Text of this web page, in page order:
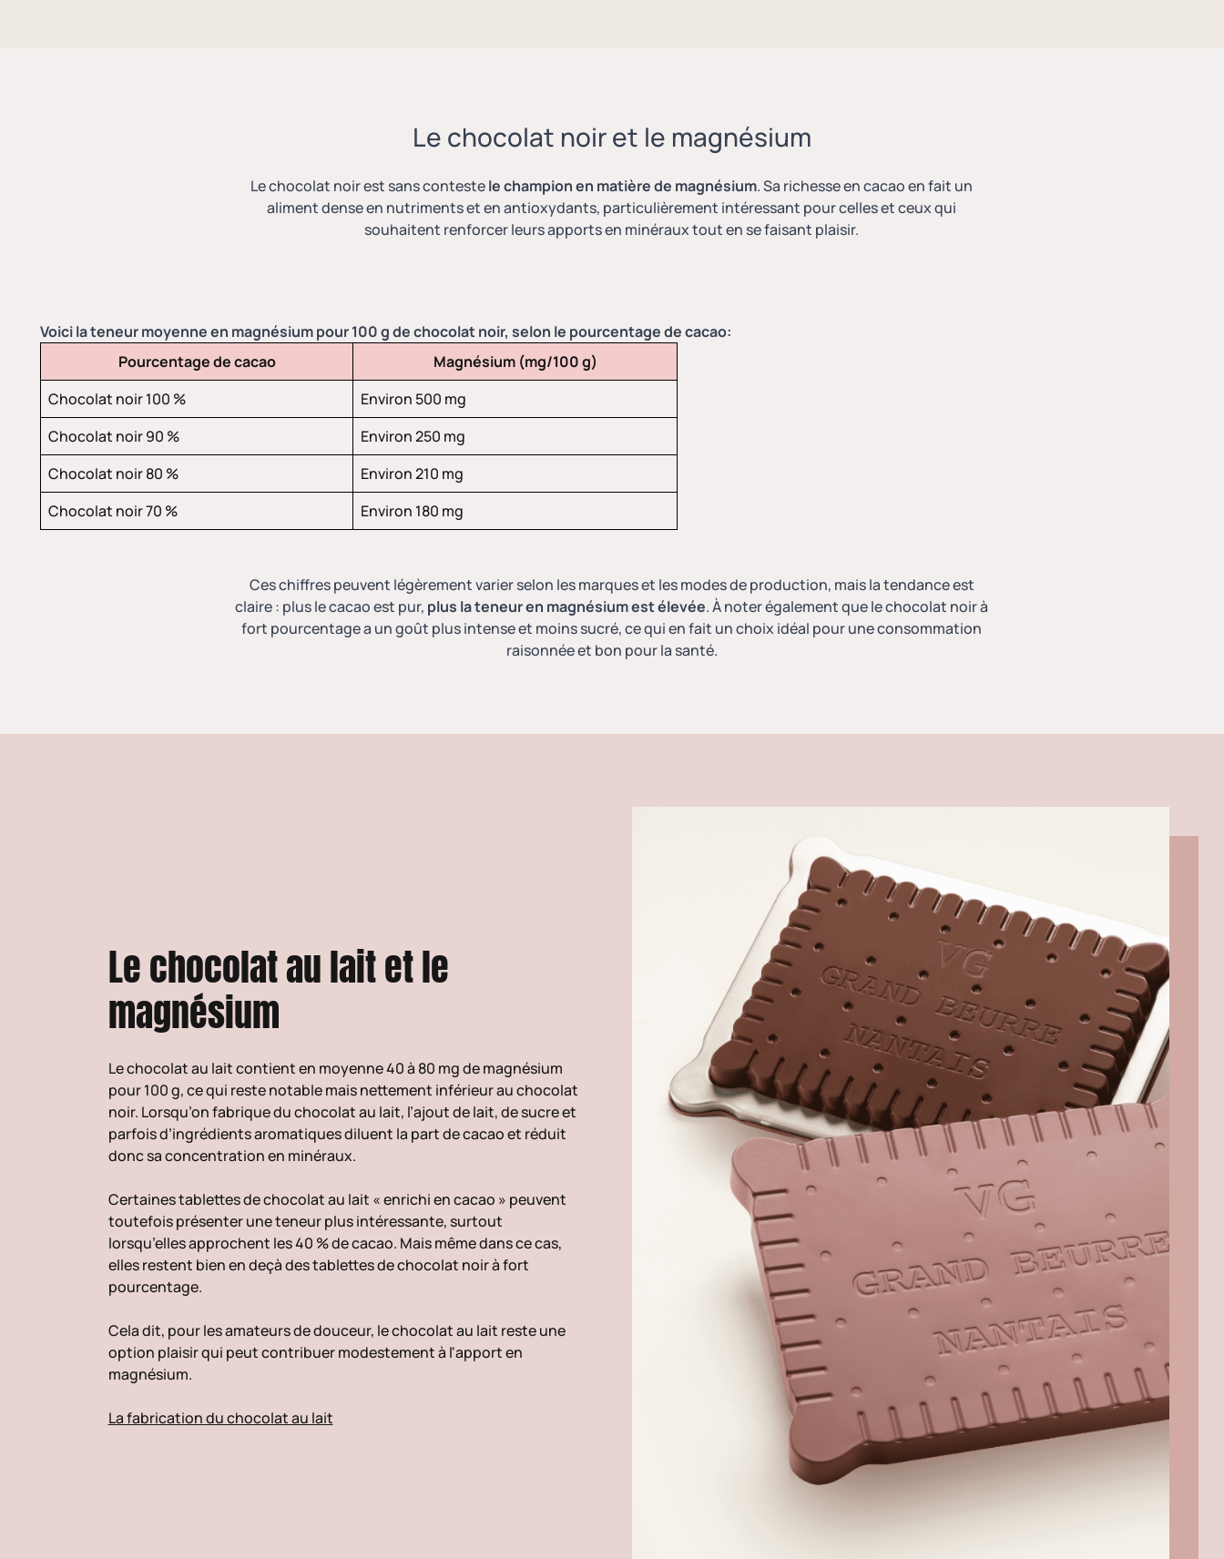
Le chocolat noir et le magnésium
Le chocolat noir est sans contestele champion en matière de magnésium. Sa richesse en cacao en fait un
aliment dense en nutriments et en antioxydants, particulièrement intéressant pour celles et ceux qui
souhaitent renforcer leurs apports en minéraux tout en se faisant plaisir.
Voici la teneur moyenne en magnésium pour 100 g de chocolat noir, selon le pourcentage de cacao:
Pourcentage de cacao
Magnésium (mg/100 g)
Chocolat noir 100 %
Environ 500 mg
Chocolat noir 90 %
Environ 250 mg
Chocolat noir 80 %
Environ 210 mg
Chocolat noir 70 %
Environ 180 mg
Ces chiffres peuvent légèrement varier selon les marques et les modes de production, mais la tendance est
claire : plus le cacao est pur, plus la teneur en magnésium est élevée. À noter également que le chocolat noir à
fort pourcentage a un goût plus intense et moins sucré, ce qui en fait un choix idéal pour une consommation
raisonnée et bon pour la santé.
Le chocolat au lait et le
magnésium
Le chocolat au lait contient en moyenne 40 à 80 mg de magnésium
pour 100 g, ce qui reste notable mais nettement inférieur au chocolat
noir. Lorsqu’on fabrique du chocolat au lait, l’ajout de lait, de sucre et
parfois d’ingrédients aromatiques diluent la part de cacao et réduit
donc sa concentration en minéraux.
Certaines tablettes de chocolat au lait « enrichi en cacao » peuvent
toutefois présenter une teneur plus intéressante, surtout
lorsqu’elles approchent les 40 % de cacao. Mais même dans ce cas,
elles restent bien en deçà des tablettes de chocolat noir à fort
pourcentage.
Cela dit, pour les amateurs de douceur, le chocolat au lait reste une
option plaisir qui peut contribuer modestement à l'apport en
magnésium.
La fabrication du chocolat au lait